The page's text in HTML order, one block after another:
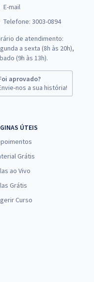
E-mail
Telefone: 3003-0894
de atendimento:
a sexta (8h às 20h),
(9h às 13h).
aprovado?
nos a sua história!
ÚTEIS
Grátis
ao Vivo
Grátis
Curso